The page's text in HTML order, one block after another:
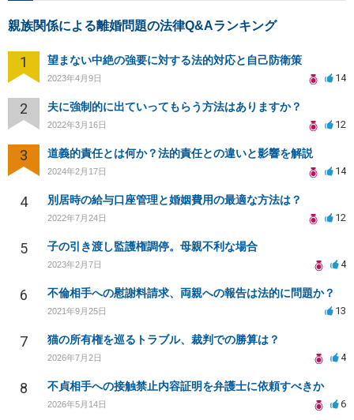
親族関係による離婚問題の法律Q&Aランキング
1 望まない中絶の強要に対する法的対応と自己防衛策
2023年4月9日 14
2 夫に強制的に出ていってもらう方法はありますか？
2022年3月16日 12
3 道義的責任とは何か？法的責任との違いと影響を解説
2024年2月17日 14
4 別居時の給与口座管理と婚姻費用の最適な方法は？
2022年7月24日 12
5 子の引き渡し監護権調停。母親不利な場合
2023年2月7日 4
6 不倫相手への慰謝料請求、両親への報告は法的に問題か？
2021年9月25日 13
7 猫の所有権を巡るトラブル、裁判での勝算は？
2026年7月2日 4
8 不貞相手への接触禁止内容証明を弁護士に依頼すべきか
2026年5月14日 6